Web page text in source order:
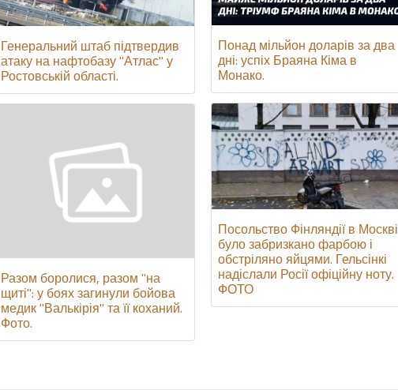
Генеральний штаб підтвердив
атаку на нафтобазу "Атлас" у
Ростовській області.
Разом боролися, разом "на
щиті": у боях загинули бойова
медик "Валькірія" та її коханий.
Фото.
Понад мільйон доларів за два
дні: успіх Браяна Кіма в
Монако.
Посольство Фінляндії в Москві
було забризкано фарбою і
обстріляно яйцями. Гельсінкі
надіслали Росії офіційну ноту.
ФОТО